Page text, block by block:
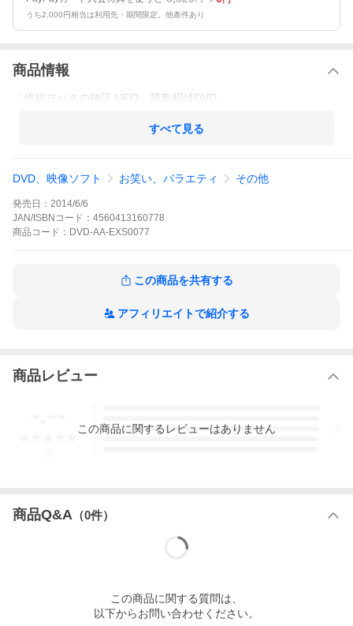
うち2,000円相当は利用先・期間限定。他条件あり
商品情報
「使徒ヨハネの神託 UFO」飛鳥昭雄DVD
すべて見る
DVD、映像ソフト お笑い、バラエティ その他
発売日： 2014/6/6
JAN/ISBNコード： 4560413160778
商品 コード： DVD-AA-EXS0077
この商品を共有する
アフィリエイトで紹介する
商品レビュー
3
この商品に関するレビューはありません
商品Q&A （0件）
この商品に関する質問は、
以下からお問い合わせください。